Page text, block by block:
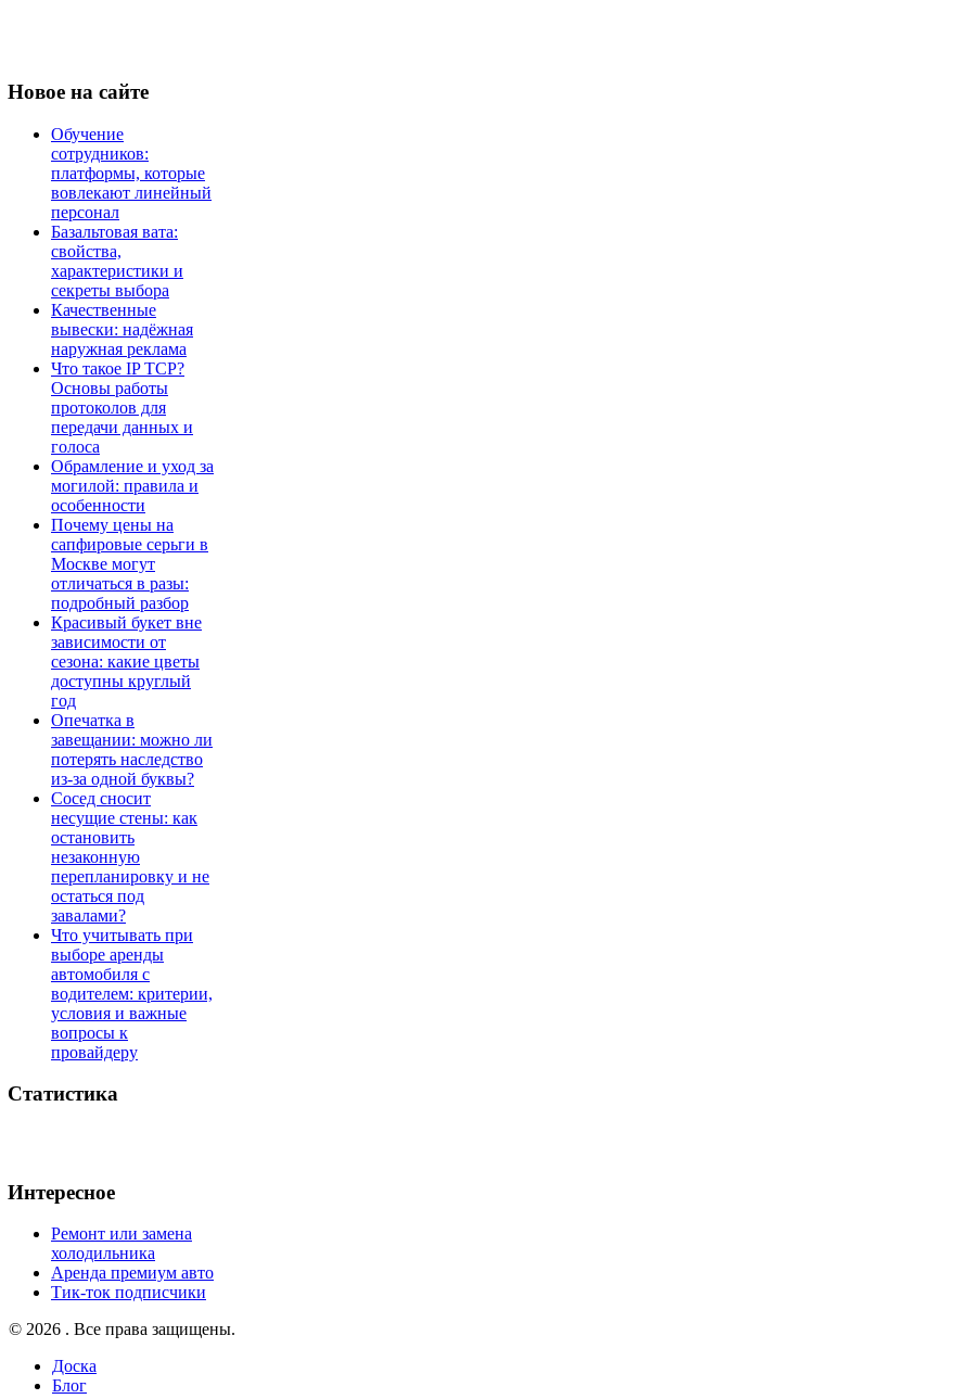
Новое на сайте
Обучение
сотрудников:
платформы, которые
вовлекают линейный
персонал
Базальтовая вата:
свойства,
характеристики и
секреты выбора
Качественные
вывески: надёжная
наружная реклама
Что такое IP TCP?
Основы работы
протоколов для
передачи данных и
голоса
Обрамление и уход за
могилой: правила и
особенности
Почему цены на
сапфировые серьги в
Москве могут
отличаться в разы:
подробный разбор
Красивый букет вне
зависимости от
сезона: какие цветы
доступны круглый
год
Опечатка в
завещании: можно ли
потерять наследство
из-за одной буквы?
Сосед сносит
несущие стены: как
остановить
незаконную
перепланировку и не
остаться под
завалами?
Что учитывать при
выборе аренды
автомобиля с
водителем: критерии,
условия и важные
вопросы к
провайдеру
Статистика
Интересное
Ремонт или замена
холодильника
Аренда премиум авто
Тик-ток подписчики
© 2026 . Все права защищены.
Доска
Блог